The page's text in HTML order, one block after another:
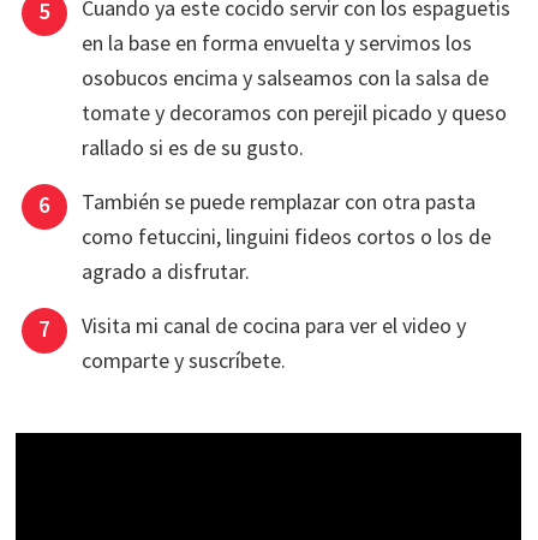
Cuando ya este cocido servir con los espaguetis
en la base en forma envuelta y servimos los
osobucos encima y salseamos con la salsa de
tomate y decoramos con perejil picado y queso
rallado si es de su gusto.
También se puede remplazar con otra pasta
como fetuccini, linguini fideos cortos o los de
agrado a disfrutar.
Visita mi canal de cocina para ver el video y
comparte y suscríbete.